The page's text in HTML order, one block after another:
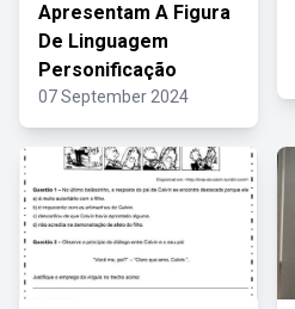
Apresentam A Figura
De Linguagem
Personificação
07 September 2024